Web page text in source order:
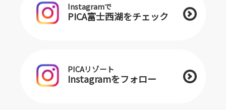
Instagramで
PICA富士西湖をチェック
PICAリゾート
Instagramをフォロー